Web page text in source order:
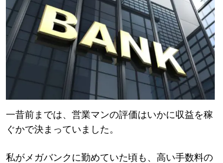
一昔前までは、営業マンの評価はいかに収益を稼
ぐかで決まっていました。
私がメガバンクに勤めていた頃も、高い手数料の